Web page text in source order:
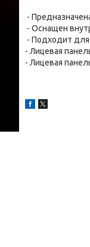
-
- Оснащен
- Подходит
- Лицевая
- Лицевая